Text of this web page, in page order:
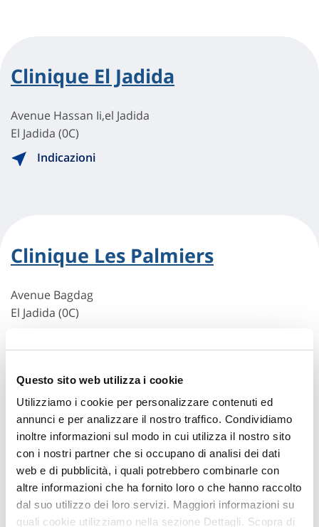
Questo sito web utilizza i cookie
Utilizziamo i cookie per personalizzare contenuti ed
annunci e per analizzare il nostro traffico. Condividiamo
inoltre informazioni sul modo in cui utilizza il nostro sito
con i nostri partner che si occupano di analisi dei dati
web e di pubblicità, i quali potrebbero combinarle con
altre informazioni che ha fornito loro o che hanno raccolto
dal suo utilizzo dei loro servizi. Maggiori informazioni su
quali cookie utilizziamo nella sezione Dettagli. Scopra di
Clinique El Jadida
Avenue Hassan Ii,el Jadida
El Jadida (0C)
Indicazioni
Clinique Les Palmiers
Avenue Bagdag
El Jadida (0C)
Hai bisogno di